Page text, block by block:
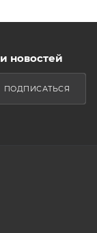
новостей
ПОДПИСАТЬСЯ